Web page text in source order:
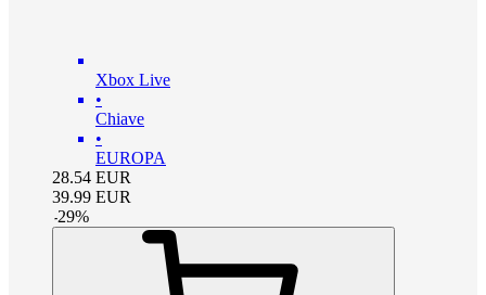
Xbox Live
•
Chiave
•
EUROPA
28.54 EUR
39.99 EUR
-29%